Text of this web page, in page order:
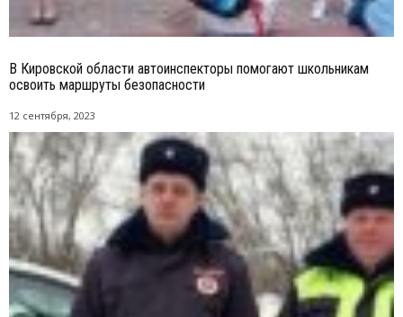
В Кировской области автоинспекторы помогают школьникам
освоить маршруты безопасности
12 сентября, 2023